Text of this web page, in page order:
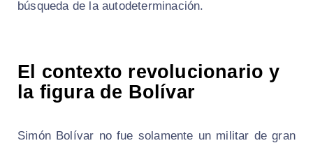
búsqueda de la autodeterminación.
El contexto revolucionario y
la figura de Bolívar
Simón Bolívar no fue solamente un militar de gran